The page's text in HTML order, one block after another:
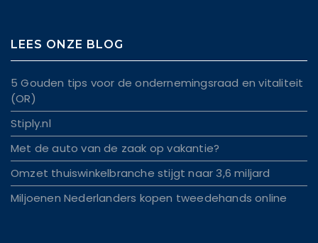
LEES ONZE BLOG
5 Gouden tips voor de ondernemingsraad en vitaliteit
(OR)
Stiply.nl
Met de auto van de zaak op vakantie?
Omzet thuiswinkelbranche stijgt naar 3,6 miljard
Miljoenen Nederlanders kopen tweedehands online